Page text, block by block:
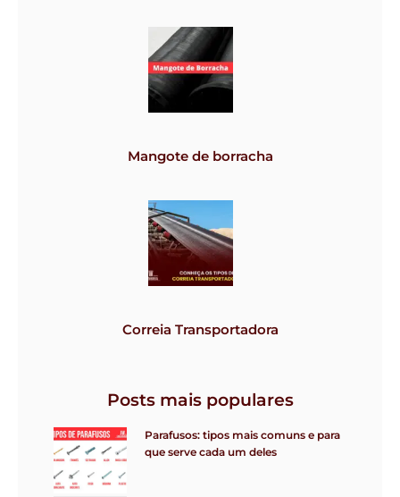
Mangote de borracha
Correia Transportadora
Posts mais populares
Parafusos: tipos mais comuns e para
que serve cada um deles